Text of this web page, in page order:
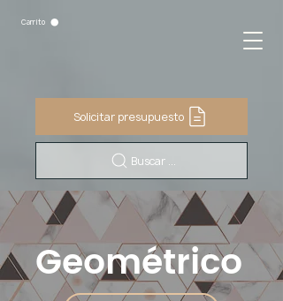
Carrito
Solicitar presupuesto
Buscar ...
Geométrico